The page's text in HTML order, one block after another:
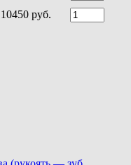
10450 руб.